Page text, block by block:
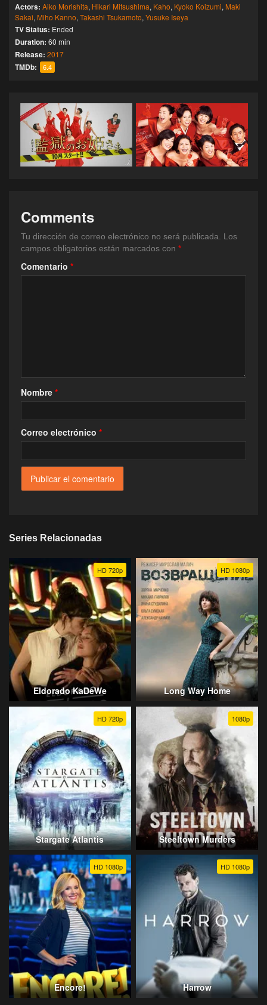
Actors: Aiko Morishita, Hikari Mitsushima, Kaho, Kyoko Koizumi, Maki
Sakai, Miho Kanno, Takashi Tsukamoto, Yusuke Iseya
TV Status: Ended
Duration: 60 min
Release: 2017
TMDb: 6.4
Comments
Tu dirección de correo electrónico no será publicada.
Los
campos obligatorios están marcados con *
Comentario *
Nombre *
Correo electrónico *
Series Relacionadas
HD 720p
Eldorado KaDeWe
HD 1080p
Long Way Home
HD 720p
Stargate Atlantis
1080p
Steeltown Murders
HD 1080p
Encore!
HD 1080p
Harrow